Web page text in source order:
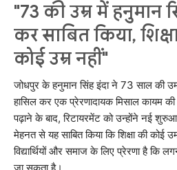
राजस्थान
राजनीति
क्राइम
भारत
बॉलीवुड
"73 की उम्र में हनुमान
कर साबित किया,
कोई उम्र नहीं"
जोधपुर के हनुमान सिंह इंदा ने 73 साल की
हासिल कर एक प्रेरणादायक मिसाल कायम की
पढ़ाने के बाद, रिटायरमेंट को उन्होंने नई
मेहनत से यह साबित किया कि शिक्षा की कोई
विद्यार्थियों और समाज के लिए प्रेरणा है कि